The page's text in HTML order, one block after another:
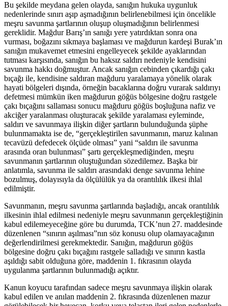
Bu şekilde meydana gelen olayda, sanığın hukuka uygunluk
nedenlerinde sınırı aşıp aşmadığının belirlenebilmesi için öncelikle
meşru savunma şartlarının oluşup oluşmadığının belirlenmesi
gereklidir. Mağdur Barış’ın sanığı yere yatırdıktan sonra ona
vurması, boğazını sıkmaya başlaması ve mağdurun kardeşi Burak’ın
sanığın mukavemet etmesini engelleyecek şekilde ayaklarından
tutması karşısında, sanığın bu haksız saldırı nedeniyle kendisini
savunma hakkı doğmuştur. Ancak sanığın cebinden çıkardığı çakı
bıçağı ile, kendisine saldıran mağduru yaralamaya yönelik olarak
hayati bölgeleri dışında, örneğin bacaklarına doğru vurarak saldırıyı
defetmesi mümkün iken mağdurun göğüs bölgesine doğru rastgele
çakı bıçağını sallaması sonucu mağduru göğüs boşluğuna nafiz ve
akciğer yaralanması oluşturacak şekilde yaralaması eyleminde,
saldırı ve savunmaya ilişkin diğer şartların bulunduğunda şüphe
bulunmamakta ise de, “gerçekleştirilen savunmanın, maruz kalınan
tecavüzü defedecek ölçüde olması” yani “saldırı ile savunma
arasında oran bulunması” şartı gerçekleşmediğinden, meşru
savunmanın şartlarının oluştuğundan sözedilemez. Başka bir
anlatımla, savunma ile saldırı arasındaki denge savunma lehine
bozulmuş, dolayısıyla da ölçülülük ya da orantılılık ilkesi ihlal
edilmiştir.
Savunmanın, meşru savunma şartlarında başladığı, ancak orantılılık
ilkesinin ihlal edilmesi nedeniyle meşru savunmanın gerçekleştiğinin
kabul edilemeyeceğine göre bu durumda, TCK’nun 27. maddesinde
düzenlenen “sınırın aşılması”nın söz konusu olup olamayacağının
değerlendirilmesi gerekmektedir. Sanığın, mağdurun göğüs
bölgesine doğru çakı bıçağını rastgele salladığı ve sınırın kastla
aşıldığı sabit olduğuna göre, maddenin 1. fıkrasının olayda
uygulanma şartlarının bulunmadığı açıktır.
Kanun koyucu tarafından sadece meşru savunmaya ilişkin olarak
kabul edilen ve anılan maddenin 2. fıkrasında düzenlenen mazur